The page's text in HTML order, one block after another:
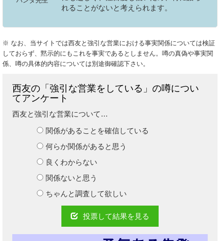
れることがないと考えられます。
※ なお、当サイトでは西友と強引な営業における事実関係については検証
しておらず、黙示的にもこれを事実であるとしません。噂の真偽や事実関
係、噂の具体的内容については別途御確認下さい。
西友の「強引な営業をしている」の噂につい
てアンケート
西友と強引な営業について…
関係があることを確信している
何らか関係があると思う
良くわからない
関係ないと思う
ちゃんと調査して欲しい
投票して結果を見る